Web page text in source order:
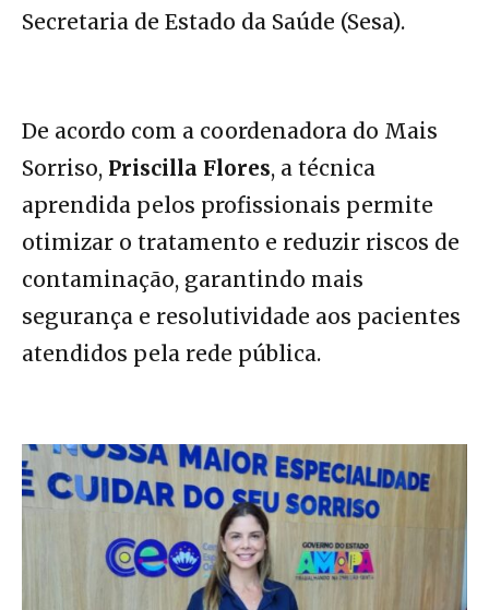
Secretaria de Estado da Saúde (Sesa).
De acordo com a coordenadora do Mais
Sorriso, Priscilla Flores, a técnica
aprendida pelos profissionais permite
otimizar o tratamento e reduzir riscos de
contaminação, garantindo mais
segurança e resolutividade aos pacientes
atendidos pela rede pública.